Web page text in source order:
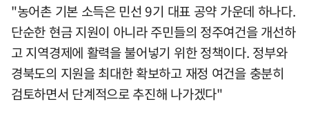
"농어촌 기본 소득은 민선 9기 대표 공약 가운데 하나다.
단순한 현금 지원이 아니라 주민들의 정주여건을 개선하
고 지역경제에 활력을 불어넣기 위한 정책이다. 정부와
경북도의 지원을 최대한 확보하고 재정 여건을 충분히
검토하면서 단계적으로 추진해 나가겠다"